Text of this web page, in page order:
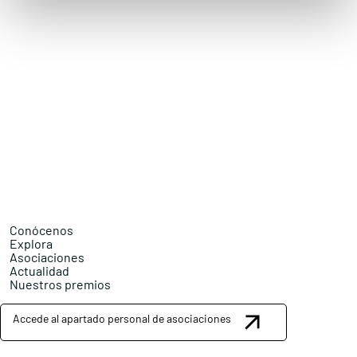
Conócenos
Explora
Asociaciones
Actualidad
Nuestros premios
Accede al apartado personal de asociaciones